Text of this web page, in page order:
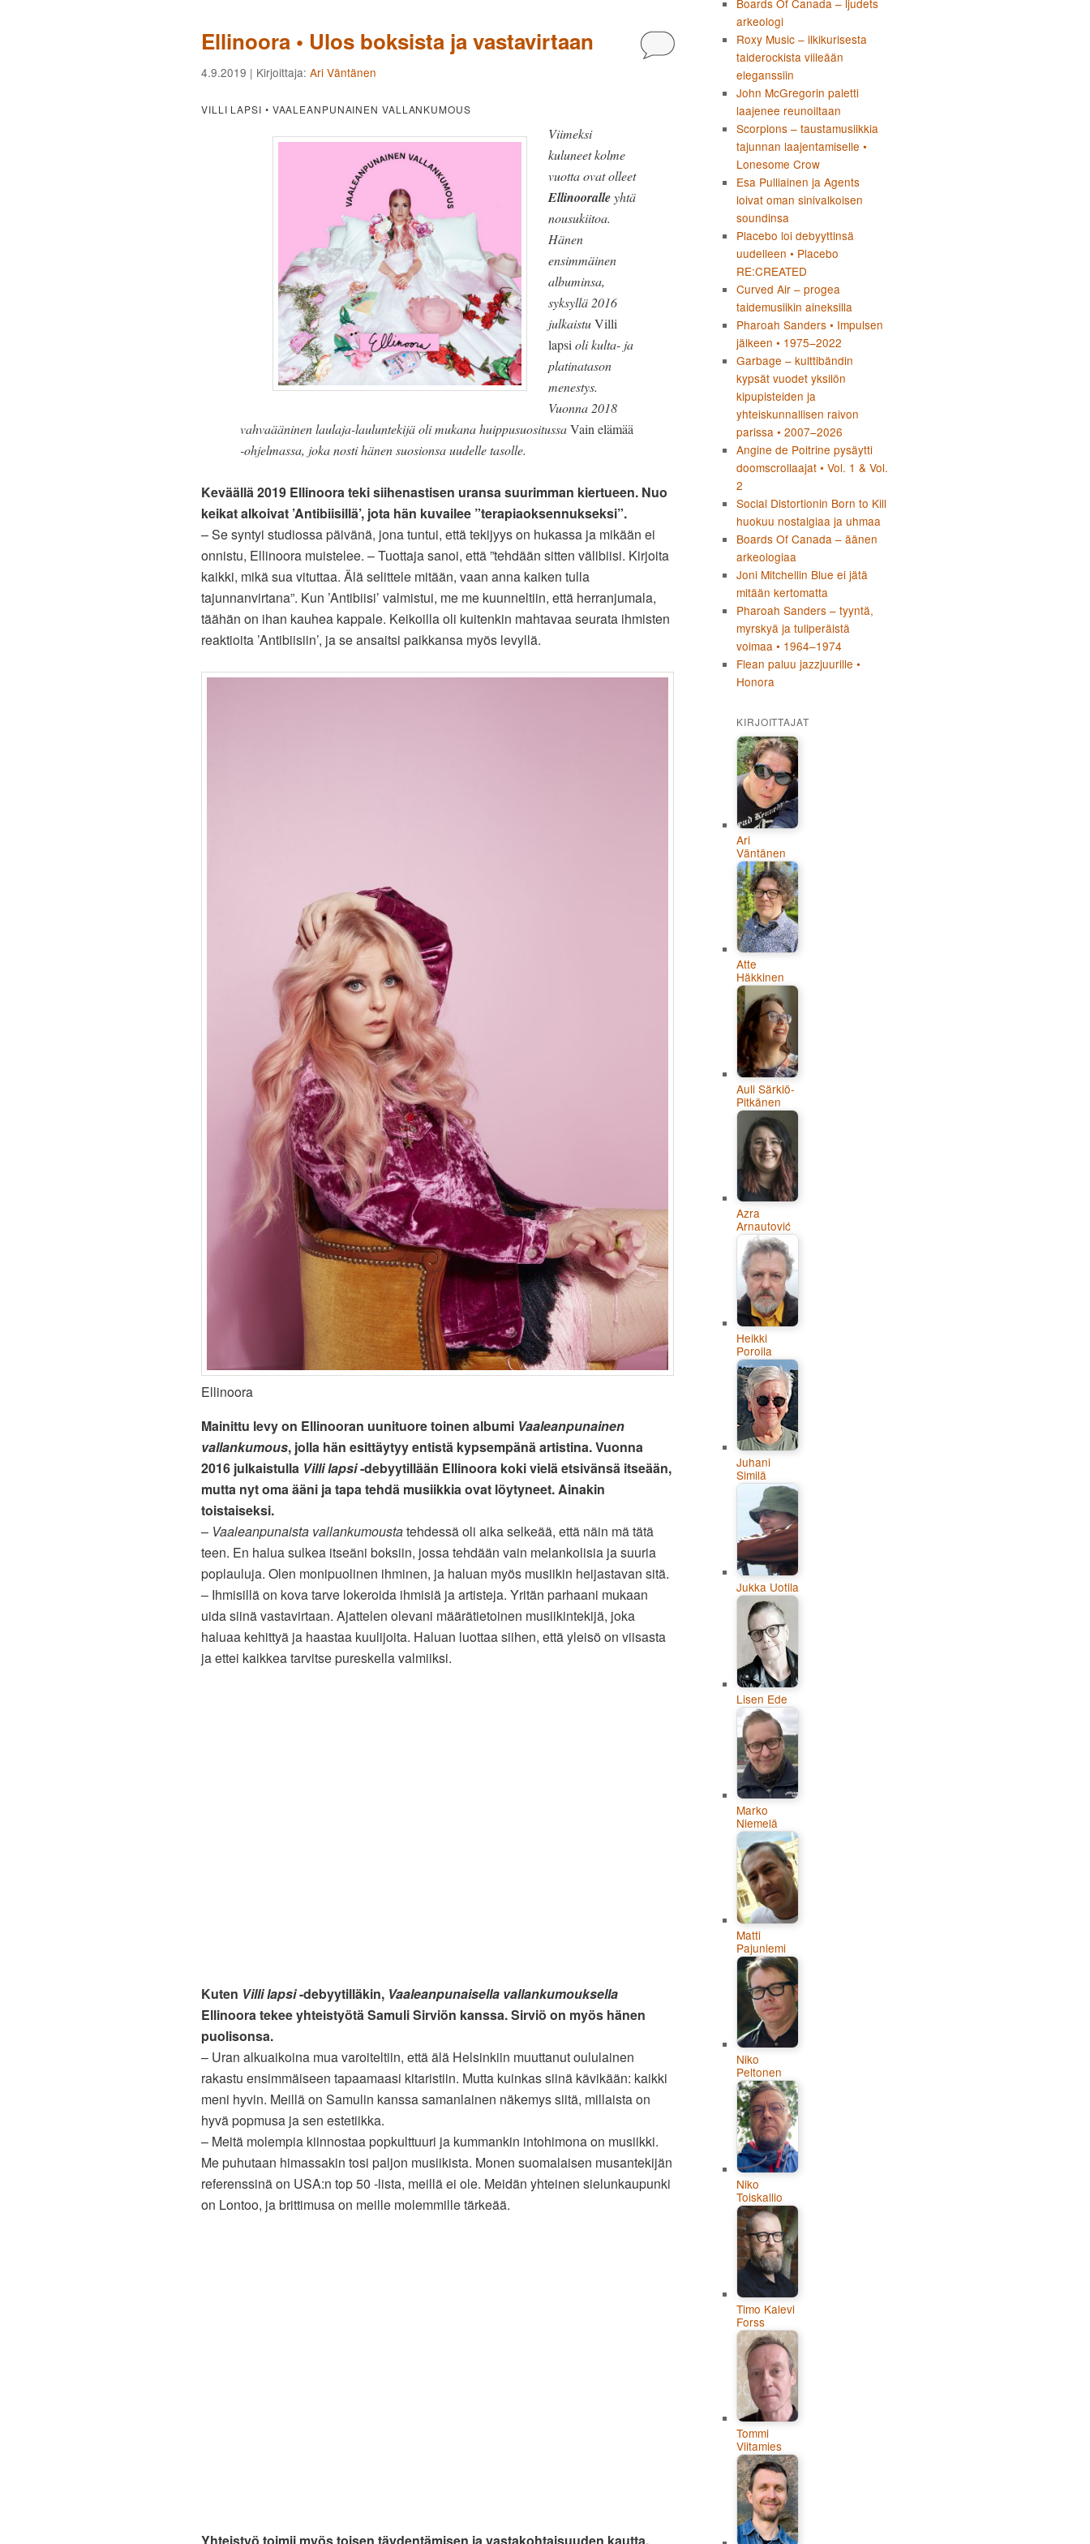
Ellinoora • Ulos boksista ja vastavirtaan Kommentoi
4.9.2019 | Kirjoittaja: Ari Väntänen
VILLI LAPSI • VAALEANPUNAINEN VALLANKUMOUS
Viimeksi
kuluneet kolme
vuotta ovat olleet
Ellinooralleyhtä
nousukiitoa.
Hänen
ensimmäinen
albuminsa,
syksyllä 2016
julkaistuVilli
lapsi oli kulta- ja
platinatason
menestys.
Vuonna 2018
vahvaääninen laulaja-lauluntekijä oli mukana huippusuositussaVain elämää
-ohjelmassa, joka nosti hänen suosionsa uudelle tasolle.
Keväällä 2019 Ellinoora teki siihenastisen uransa suurimman kiertueen. Nuo
keikat alkoivat ’Antibiisillä’, jota hän kuvailee ”terapiaoksennukseksi”.
– Se syntyi studiossa päivänä, jona tuntui, että tekijyys on hukassa ja mikään ei
onnistu, Ellinoora muistelee. – Tuottaja sanoi, että ”tehdään sitten välibiisi. Kirjoita
kaikki, mikä sua vituttaa. Älä selittele mitään, vaan anna kaiken tulla
tajunnanvirtana”. Kun ’Antibiisi’ valmistui, me me kuunneltiin, että herranjumala,
täähän on ihan kauhea kappale. Keikoilla oli kuitenkin mahtavaa seurata ihmisten
reaktioita ’Antibiisiin’, ja se ansaitsi paikkansa myös levyllä.
Ellinoora
Mainittu levy on Ellinooran uunituore toinen albumi Vaaleanpunainen
vallankumous, jolla hän esittäytyy entistä kypsempänä artistina. Vuonna
2016 julkaistulla Villi lapsi-debyytillään Ellinoora koki vielä etsivänsä itseään,
mutta nyt oma ääni ja tapa tehdä musiikkia ovat löytyneet. Ainakin
toistaiseksi.
– Vaaleanpunaista vallankumoustatehdessä oli aika selkeää, että näin mä tätä
teen. En halua sulkea itseäni boksiin, jossa tehdään vain melankolisia ja suuria
poplauluja. Olen monipuolinen ihminen, ja haluan myös musiikin heijastavan sitä.
– Ihmisillä on kova tarve lokeroida ihmisiä ja artisteja. Yritän parhaani mukaan
uida siinä vastavirtaan. Ajattelen olevani määrätietoinen musiikintekijä, joka
haluaa kehittyä ja haastaa kuulijoita. Haluan luottaa siihen, että yleisö on viisasta
ja ettei kaikkea tarvitse pureskella valmiiksi.
Kuten Villi lapsi-debyytilläkin, Vaaleanpunaisella vallankumouksella
Ellinoora tekee yhteistyötä Samuli Sirviön kanssa. Sirviö on myös hänen
puolisonsa.
– Uran alkuaikoina mua varoiteltiin, että älä Helsinkiin muuttanut oululainen
rakastu ensimmäiseen tapaamaasi kitaristiin. Mutta kuinkas siinä kävikään: kaikki
meni hyvin. Meillä on Samulin kanssa samanlainen näkemys siitä, millaista on
hyvä popmusa ja sen estetiikka.
– Meitä molempia kiinnostaa popkulttuuri ja kummankin intohimona on musiikki.
Me puhutaan himassakin tosi paljon musiikista. Monen suomalaisen musantekijän
referenssinä on USA:n top 50 -lista, meillä ei ole. Meidän yhteinen sielunkaupunki
on Lontoo, ja brittimusa on meille molemmille tärkeää.
Yhteistyö toimii myös toisen täydentämisen ja vastakohtaisuuden kautta.
Boards Of Canada – ljudets
arkeologi
Roxy Music – ilkikurisesta
taiderockista viileään
eleganssiin
John McGregorin paletti
laajenee reunoiltaan
Scorpions – taustamusiikkia
tajunnan laajentamiselle •
Lonesome Crow
Esa Pulliainen ja Agents
loivat oman sinivalkoisen
soundinsa
Placebo loi debyyttinsä
uudelleen • Placebo
RE:CREATED
Curved Air – progea
taidemusiikin aineksilla
Pharoah Sanders • Impulsen
jälkeen • 1975–2022
Garbage – kulttibändin
kypsät vuodet yksilön
kipupisteiden ja
yhteiskunnallisen raivon
parissa • 2007–2026
Angine de Poitrine pysäytti
doomscrollaajat • Vol. 1 & Vol.
2
Social Distortionin Born to Kill
huokuu nostalgiaa ja uhmaa
Boards Of Canada – äänen
arkeologiaa
Joni Mitchellin Blue ei jätä
mitään kertomatta
Pharoah Sanders – tyyntä,
myrskyä ja tuliperäistä
voimaa • 1964–1974
Flean paluu jazzjuurille •
Honora
KIRJOITTAJAT
Ari
Väntänen
Atte
Häkkinen
Auli Särkiö-
Pitkänen
Azra
Arnautović
Heikki
Poroila
Juhani
Similä
Jukka Uotila
Lisen Ede
Marko
Niemelä
Matti
Pajuniemi
Niko
Peltonen
Niko
Toiskallio
Timo Kalevi
Forss
Tommi
Viitamies